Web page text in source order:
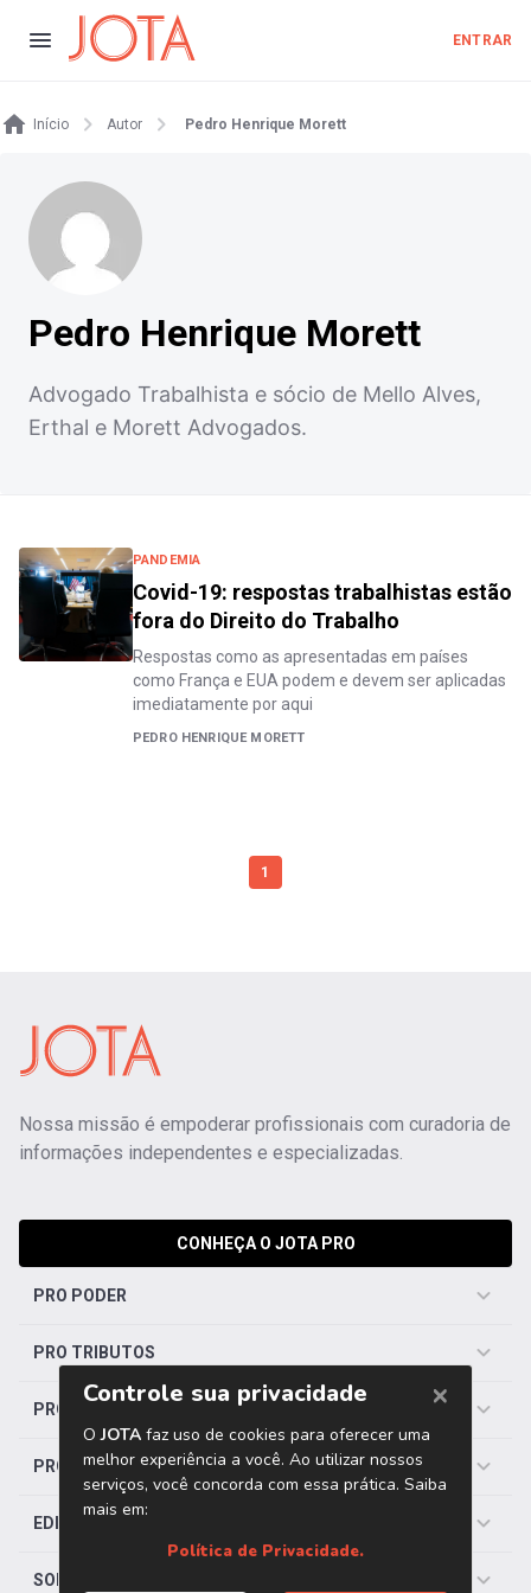
ENTRAR
Início Autor Pedro Henrique Morett
Pedro Henrique Morett
Advogado Trabalhista e sócio de Mello Alves,
Erthal e Morett Advogados.
PANDEMIA
Covid-19: respostas trabalhistas estão
fora do Direito do Trabalho
Respostas como as apresentadas em países
como França e EUA podem e devem ser aplicadas
imediatamente por aqui
PEDRO HENRIQUE MORETT
1
Nossa missão é empoderar profissionais com curadoria de
informações independentes e especializadas.
CONHEÇA O JOTA PRO
PRO PODER
PRO TRIBUTOS
PRO TRABALHISTA
PRO SAÚDE
EDITORIAS
SOBRE O JOTA